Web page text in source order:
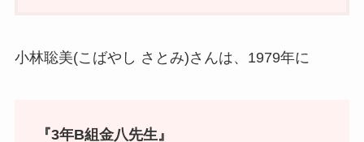
小林聡美(こばやし さとみ)さんは、1979年に
『3年B組金八先生』